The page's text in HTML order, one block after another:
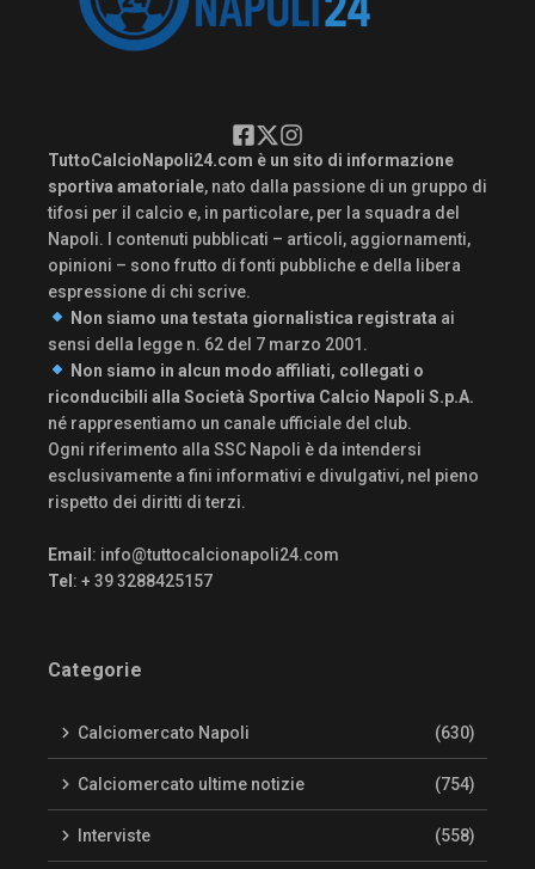
TuttoCalcioNapoli24.com è un sito di informazione
sportiva amatoriale, nato dalla passione di un gruppo di
tifosi per il calcio e, in particolare, per la squadra del
Napoli. I contenuti pubblicati – articoli, aggiornamenti,
opinioni – sono frutto di fonti pubbliche e della libera
espressione di chi scrive.
Non siamo una testata giornalistica registrata ai
sensi della legge n. 62 del 7 marzo 2001.
Non siamo in alcun modo affiliati, collegati o
riconducibili alla Società Sportiva Calcio Napoli S.p.A.
né rappresentiamo un canale ufficiale del club.
Ogni riferimento alla SSC Napoli è da intendersi
esclusivamente a fini informativi e divulgativi, nel pieno
rispetto dei diritti di terzi.
Email : info@tuttocalcionapoli24.com
Tel : + 39 3288425157
Categorie
Calciomercato Napoli (630)
Calciomercato ultime notizie (754)
Interviste (558)